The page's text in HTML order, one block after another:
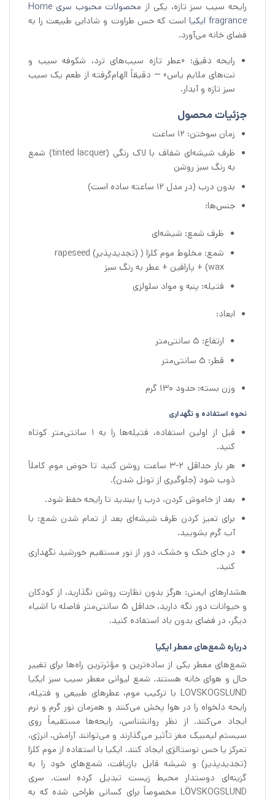
رایحه سیب سبز تازه، یکی از
محصولات محبوب سری Home
fragrance ایکیا
است که حس طراوت و شادابی طبیعت را به
فضای خانه می‌آورد.
رایحه دقیق: «عطر تازه سیب‌های ترد، شکوفه سیب و
نت‌های ملایم یاس» — دقیقاً الهام‌گرفته از طعم یک سیب
سبز تازه و آبدار.
جزئیات محصول
زمان سوختن: ۱۲ ساعت
ظرف شیشه‌ای شفاف با لاک رنگی (tinted lacquer) شمع
به رنگ سبز روشن
بدون درب (در مدل ۱۲ ساعته ساده است)
جنس‌ها:
ظرف شمع: شیشه‌ای
شمع: مخلوط موم کلزا ( (تجدیدپذیر) rapeseed
wax) + پارافین + عطر به رنگ سبز
فتیله: پنبه و مواد سلولزی
ابعاد:
ارتفاع: ۵ سانتی‌متر
قطر: ۵ سانتی‌متر
وزن بسته: حدود ۱۳۰ گرم
نحوه استفاده و نگهداری
قبل از اولین استفاده، فتیله‌ها را به ۱ سانتی‌متر کوتاه
کنید.
هر بار حداقل ۲-۳ ساعت روشن کنید تا حوض موم کاملاً
ذوب شود (جلوگیری از تونل شدن).
بعد از خاموش کردن، درب را ببندید تا رایحه حفظ شود.
برای تمیز کردن ظرف شیشه‌ای بعد از تمام شدن شمع: با
آب گرم بشویید.
در جای خنک و خشک، دور از نور مستقیم خورشید نگهداری
کنید.
هشدارهای ایمنی: هرگز بدون نظارت روشن نگذارید، از کودکان
و حیوانات دور نگه دارید، حداقل ۵ سانتی‌متر فاصله با اشیاء
دیگر، در فضای بدون باد استفاده کنید.
درباره شمع‌های معطر ایکیا
شمع‌های معطر یکی از ساده‌ترین و مؤثرترین راه‌ها برای تغییر
حال و هوای خانه هستند. شمع لیوانی معطر سیب سبز ایکیا
LOVSKOGSLUND با ترکیب موم، عطرهای طبیعی و فتیله،
رایحه دلخواه را در هوا پخش می‌کنند و همزمان نور گرم و نرم
ایجاد می‌کنند. از نظر روانشناسی، رایحه‌ها مستقیماً روی
سیستم لیمبیک مغز تأثیر می‌گذارند و می‌توانند آرامش، انرژی،
تمرکز یا حس نوستالژی ایجاد کنند. ایکیا با استفاده از موم کلزا
(تجدیدپذیر) و شیشه قابل بازیافت، شمع‌های خود را به
گزینه‌ای دوستدار محیط زیست تبدیل کرده است. سری
LÖVSKOGSLUND مخصوصاً برای کسانی طراحی شده که به